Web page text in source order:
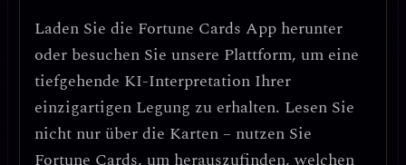
Laden Sie die Fortune Cards App herunter
oder besuchen Sie unsere Plattform, um eine
tiefgehende KI-Interpretation Ihrer
einzigartigen Legung zu erhalten. Lesen Sie
nicht nur über die Karten – nutzen Sie
Fortune Cards, um herauszufinden, welchen